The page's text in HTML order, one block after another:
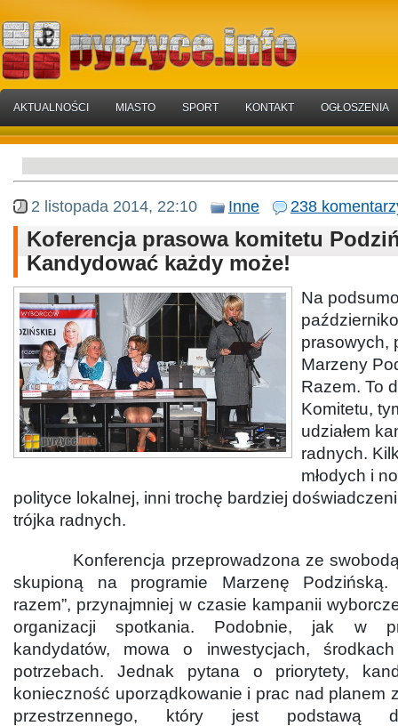
AKTUALNOŚCI MIASTO SPORT KONTAKT OGŁOSZENIA
2 listopada 2014, 22:10 Inne 238
Koferencja prasowa komitetu
Kandydować każdy może!
Na
prasowych,
Marzeny
Razem. To
Komitetu,
udziałem
radnych.
młodych i
polityce lokalnej, inni trochę bardziej
trójka radnych.
Konferencja przeprowadzona ze swobodą,
skupioną na programie Marzenę Podzińską.
razem”, przynajmniej w czasie kampanii
organizacji spotkania. Podobnie, jak w
kandydatów, mowa o inwestycjach,
potrzebach. Jednak pytana o priorytety,
konieczność uporządkowanie i prac nad planem
przestrzennego, który jest